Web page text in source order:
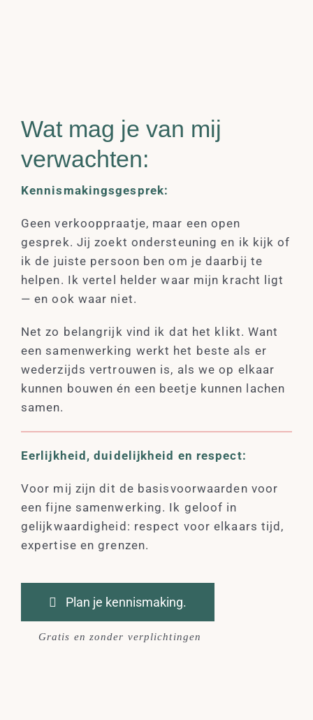
Wat mag je van mij
verwachten:
Kennismakingsgesprek:
Geen verkooppraatje, maar een open
gesprek. Jij zoekt ondersteuning en ik kijk of
ik de juiste persoon ben om je daarbij te
helpen. Ik vertel helder waar mijn kracht ligt
— en ook waar niet.
Net zo belangrijk vind ik dat het klikt. Want
een samenwerking werkt het beste als er
wederzijds vertrouwen is, als we op elkaar
kunnen bouwen én een beetje kunnen lachen
samen.
Eerlijkheid, duidelijkheid en respect:
Voor mij zijn dit de basisvoorwaarden voor
een fijne samenwerking. Ik geloof in
gelijkwaardigheid: respect voor elkaars tijd,
expertise en grenzen.
Plan je kennismaking.
Gratis en zonder verplichtingen